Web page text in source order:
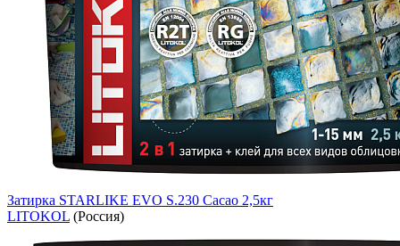
Затирка STARLIKE EVO S.230 Cacao 2,5кг
LITOKOL (Россия)